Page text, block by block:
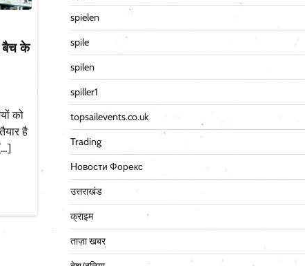
बैच के
को
है
spielen
spile
spilen
spiller1
topsailevents.co.uk
Trading
Новости Форекс
उत्तराखंड
क्राइम
ताज़ा खबर